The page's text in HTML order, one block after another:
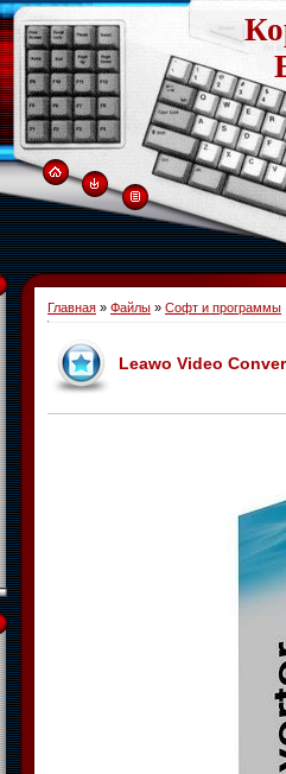
Главная » Файлы » Софт и программы
Leawo Video